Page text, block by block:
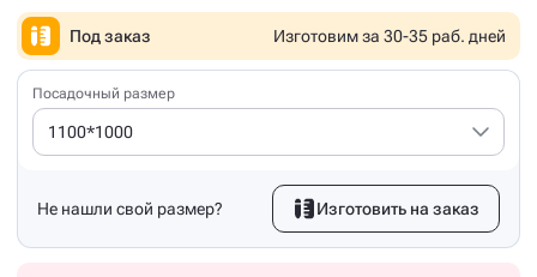
Под заказ Изготовим за 30-35 раб. дней
Посадочный размер
1100*1000
Не нашли свой размер? Изготовить на заказ